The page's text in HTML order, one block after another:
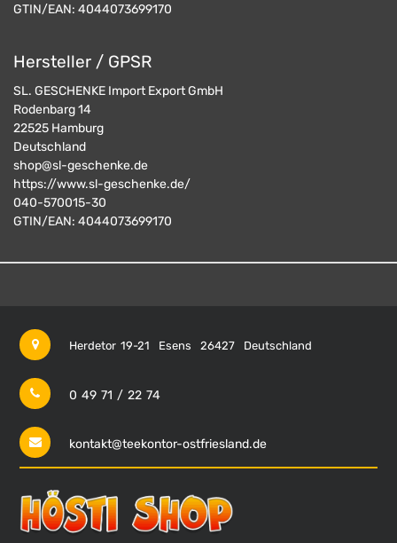
GTIN/EAN: 4044073699170
Hersteller / GPSR
SL. GESCHENKE Import Export GmbH
Rodenbarg 14
22525 Hamburg
Deutschland
shop@sl-geschenke.de
https://www.sl-geschenke.de/
040-570015-30
GTIN/EAN: 4044073699170
Herdetor 19-21 Esens 26427 Deutschland
0 49 71 / 22 74
kontakt@teekontor-ostfriesland.de